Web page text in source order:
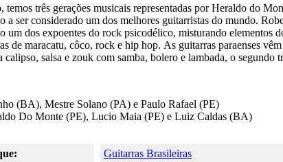
temos três gerações musicais representadas por Heraldo do
a ser considerado um dos melhores guitarristas do mundo.
um dos expoentes do rock psicodélico, misturando
de maracatu, côco, rock e hip hop. As guitarras paraenses
calipso, salsa e zouk com samba, bolero e lambada, o
(BA), Mestre Solano (PA) e Paulo Rafael (PE)
Do Monte (PE), Lucio Maia (PE) e Luiz Caldas (BA)
Guitarras Brasileiras